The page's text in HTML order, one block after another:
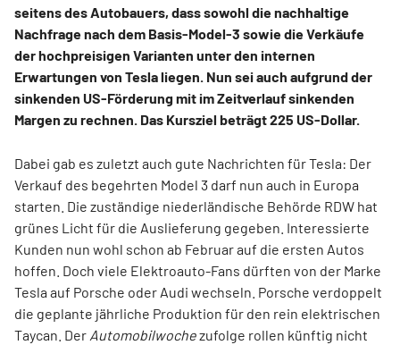
seitens des Autobauers, dass sowohl die nachhaltige
Nachfrage nach dem Basis-Model-3 sowie die Verkäufe
der hochpreisigen Varianten unter den internen
Erwartungen von Tesla liegen. Nun sei auch aufgrund der
sinkenden US-Förderung mit im Zeitverlauf sinkenden
Margen zu rechnen. Das Kursziel beträgt 225 US-Dollar.
Dabei gab es zuletzt auch gute Nachrichten für Tesla: Der
Verkauf des begehrten Model 3 darf nun auch in Europa
starten. Die zuständige niederländische Behörde RDW hat
grünes Licht für die Auslieferung gegeben. Interessierte
Kunden nun wohl schon ab Februar auf die ersten Autos
hoffen. Doch viele Elektroauto-Fans dürften von der Marke
Tesla auf Porsche oder Audi wechseln. Porsche verdoppelt
die geplante jährliche Produktion für den rein elektrischen
Taycan. Der Automobilwochezufolge rollen künftig nicht